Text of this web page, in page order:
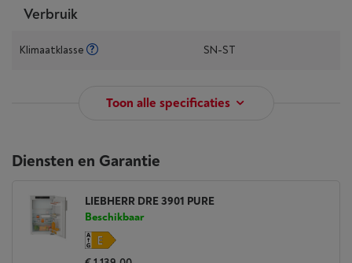
Verbruik
Klimaatklasse SN-ST
Toon alle specificaties
Diensten en Garantie
LIEBHERR DRE 3901 PURE
Beschikbaar